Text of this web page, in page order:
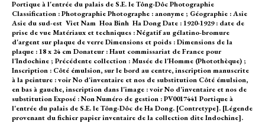
Portique à l'entrée du palais de S.E. le Tông-Dôc Photographie
Classification : Photographie Photographe : anonyme ; Géographie : Asie 
Asie du sud-est  Viet Nam  Hoa Binh  Ha Dong Date : 1920-1929 : date de
prise de vue Matériaux et techniques : Négatif au gélatino-bromure
d'argent sur plaque de verre Dimensions et poids : Dimensions de la
plaque : 18 x 24 cm Donateur : Haut commissariat de France pour
l'Indochine ; Précédente collection : Musée de l'Homme (Photothèque) ;
Inscription : Côté émulsion, sur le bord au centre, inscription manuscrite
à la peinture : voir No d'inventaire et nos de substitution Côté émulsion,
en bas à gauche, inscription dans l'image : voir No d'inventaire et nos de
substitution Exposé : Non Numéro de gestion : PV0017441 Portique à
l'entrée du palais de S.E. le Tông-Dôc de Ha Dong. [Contretype]. [Légende
provenant du fichier papier inventaire de la collection dite Indochine].